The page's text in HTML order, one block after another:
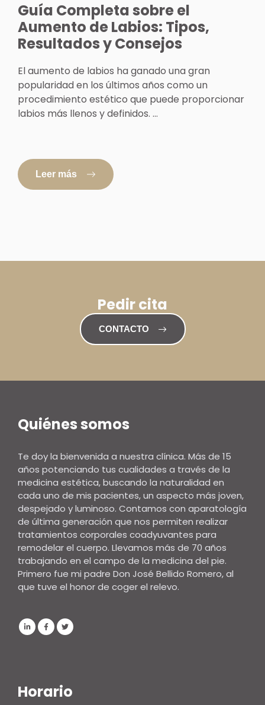
Guía Completa sobre el
Aumento de Labios: Tipos,
Resultados y Consejos
El aumento de labios ha ganado una gran
popularidad en los últimos años como un
procedimiento estético que puede proporcionar
labios más llenos y definidos. ...
Leer más
Pedir cita
CONTACTO
Quiénes somos
Te doy la bienvenida a nuestra clínica. Más de 15
años potenciando tus cualidades a través de la
medicina estética, buscando la naturalidad en
cada uno de mis pacientes, un aspecto más joven,
despejado y luminoso. Contamos con aparatología
de última generación que nos permiten realizar
tratamientos corporales coadyuvantes para
remodelar el cuerpo. Llevamos más de 70 años
trabajando en el campo de la medicina del pie.
Primero fue mi padre Don José Bellido Romero, al
que tuve el honor de coger el relevo.
Horario